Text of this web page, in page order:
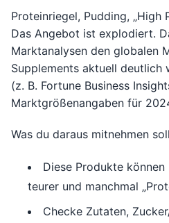
Proteinriegel, Pudding, „High
Das Angebot ist explodiert.
Marktanalysen den globalen
Supplements aktuell deutlich
(z. B. Fortune Business
Marktgrößenangaben für
Was du daraus mitnehmen
Diese Produkte
teurer und manchmal
Checke Zutaten,